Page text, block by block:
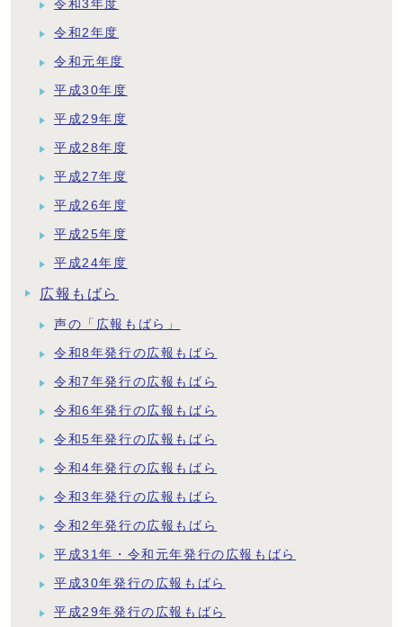
令和3年度
令和2年度
令和元年度
平成30年度
平成29年度
平成28年度
平成27年度
平成26年度
平成25年度
平成24年度
広報もばら
声の「広報もばら」
令和8年発行の広報もばら
令和7年発行の広報もばら
令和6年発行の広報もばら
令和5年発行の広報もばら
令和4年発行の広報もばら
令和3年発行の広報もばら
令和2年発行の広報もばら
平成31年・令和元年発行の広報もばら
平成30年発行の広報もばら
平成29年発行の広報もばら